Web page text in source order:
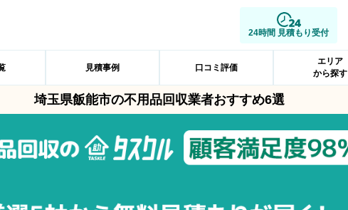
24時間 見積もり受付
見積事例 口コミ評価
エリア
から探す
埼玉県飯能市の不用品回収業者おすすめ6選